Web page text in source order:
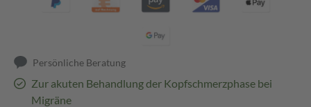
Persönliche Beratung
Zur akuten Behandlung der Kopfschmerzphase bei
Migräne